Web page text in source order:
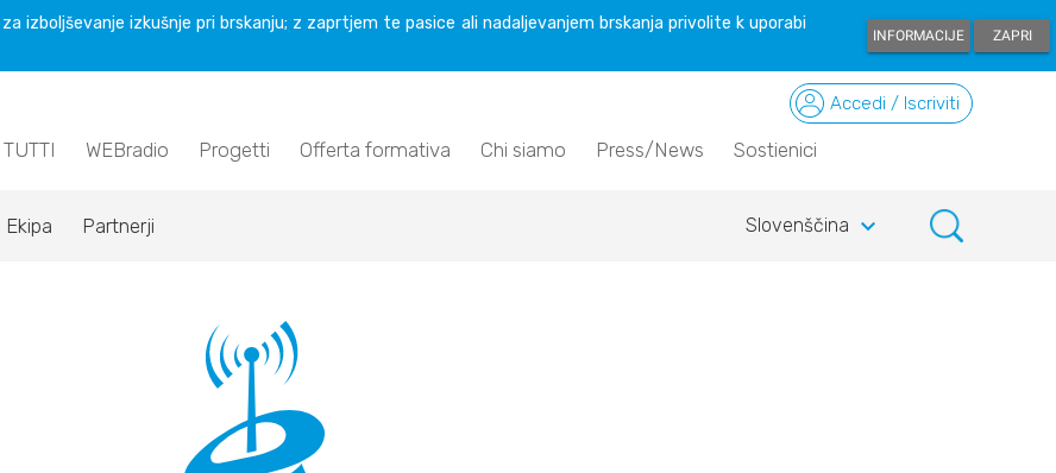
izboljševanje izkušnje pri brskanju; z zaprtjem te pasice ali nadaljevanjem brskanja privolite k uporabi
INFORMACIJE ZAPRI
WEBradio Progetti Offerta formativa Chi siamo Press/News Sostienici
Accedi / Iscriviti
Ekipa Partnerji Slovenščina keyboard_arrow_down